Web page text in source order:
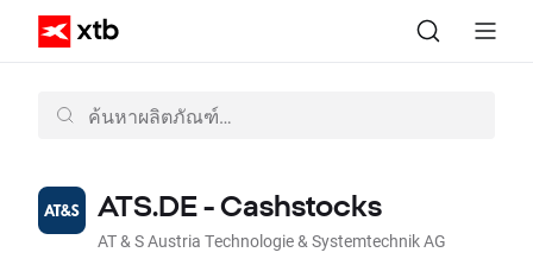
ATS.DE - Cashstocks
AT & S Austria Technologie & Systemtechnik AG